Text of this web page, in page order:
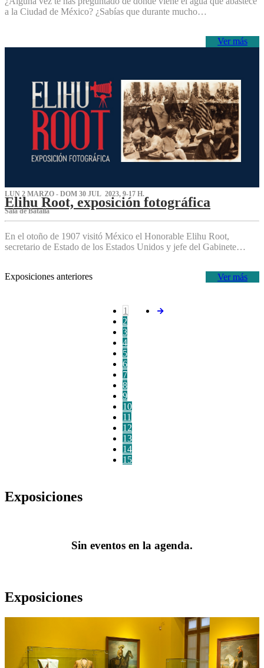
a la Ciudad de México? ¿Sabías que durante mucho…
Ver más
LUN 2 MARZO - DOM 30 JUL 2023, 9-17 H.
Elihu Root, exposición fotográfica
Sala de Batalla
En el otoño de 1907 visitó México el Honorable Elihu Root,
secretario de Estado de los Estados Unidos y jefe del Gabinete…
Ver más
Exposiciones anteriores
1
2
3
4
5
6
7
8
9
10
11
12
13
14
15
Exposiciones
Sin eventos en la agenda.
Exposiciones